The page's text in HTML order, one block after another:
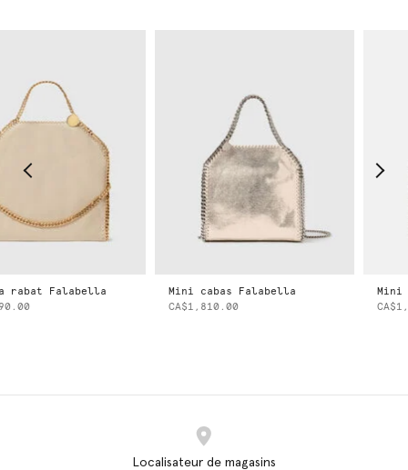
rabat Falabella
Mini cabas Falabella
CA$1,810.00
Mini
Localisateur de magasins